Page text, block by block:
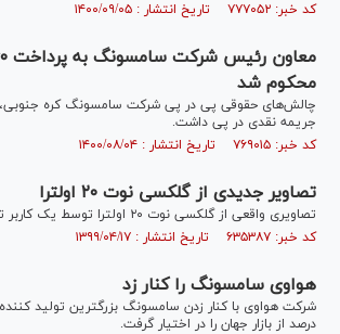
کد خبر: ۷۷۷۰۵۲ تاریخ انتشار : ۱۴۰۰/۰۹/۰۵
محکوم شد
جریمه نقدی در پی داشت.
کد خبر: ۷۶۹۰۱۵ تاریخ انتشار : ۱۴۰۰/۰۸/۰۴
تصاویر جدیدی از گلکسی نوت ۲۰ اولترا
تصاویری واقعی از گلکسی نوت ۲۰ اولترا توسط یک کاربر توییتری منتشر شد.
کد خبر: ۶۳۵۳۸۷ تاریخ انتشار : ۱۳۹۹/۰۴/۱۷
هواوی سامسونگ را کنار زد
درصد از بازار جهان را در اختیار گرفت.